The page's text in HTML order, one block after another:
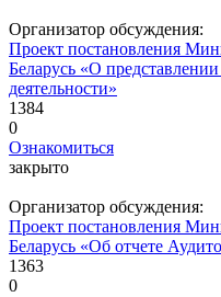
Организатор обсуждения:
Проект постановления
Беларусь «О
деятельности»
1384
0
Ознакомиться
закрыто
Организатор обсуждения:
Проект постановления
Беларусь «Об отчете
1363
0